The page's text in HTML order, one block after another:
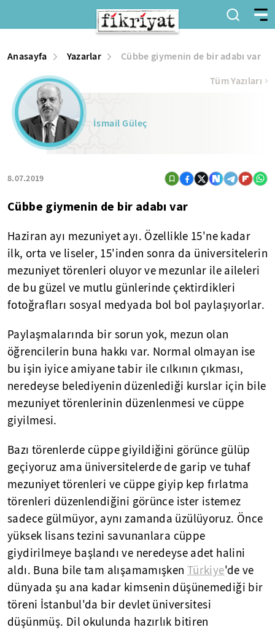
Anasayfa Yazarlar Cübbe giymenin de bir adabı var
İsmail Güleç
8.07.2019
Tüm Yazıları
Cübbe giymenin de bir adabı var
Haziran ayı mezuniyet ayı. Özellikle 15'ne kadar
ilk, orta ve liseler, 15'inden sonra da üniversitelerin
mezuniyet törenleri oluyor ve mezunlar ile aileleri
de bu güzel ve mutlu günlerinde çektirdikleri
fotoğrafları sosyal medyada bol bol paylaşıyorlar.
Paylaşmalarında bir sorun yok, mezun olan
öğrencilerin buna hakkı var. Normal olmayan ise
bu işin iyice amiyane tabir ile cılkının çıkması,
neredeyse belediyenin düzenlediği kurslar için bile
mezuniyet törenlerinin düzenlenmesi ve cüppe
giyilmesi.
Bazı törenlerde cüppe giyildiğini görünce gülüp
geçiyoruz ama üniversitelerde de garip ve tuhaf
mezuniyet törenleri ve cüppe giyip kep fırlatma
törenleri düzenlendiğini görünce ister istemez
sadece gülmüyor, aynı zamanda üzülüyoruz. Önce
yüksek lisans tezini savunanlara cüppe
giydirilmeye başlandı ve neredeyse adet halini
aldı. Buna bile tam alışamamışken Türkiye'de ve
dünyada şu ana kadar kimsenin düşünemediği bir
töreni İstanbul'da bir devlet üniversitesi
düşünmüş. Dil okulunda hazırlık bitiren